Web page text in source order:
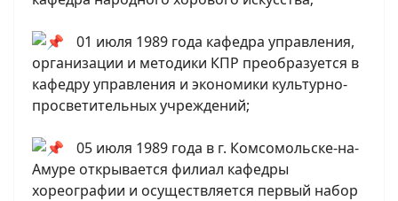
01 июля 1989 года кафедра управления,
организации и методики КПР преобразуется в
кафедру управления и экономики культурно-
просветительных учреждений;
05 июля 1989 года в г. Комсомольске-на-
Амуре открывается филиал кафедры
хореографии и осуществляется первый набор